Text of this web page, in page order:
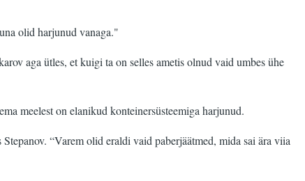
olid harjunud vanaga."
aga ütles, et kuigi ta on selles ametis olnud vaid umbes ühe
meelest on elanikud konteinersüsteemiga harjunud.
“Varem olid eraldi vaid paberjäätmed, mida sai ära viia